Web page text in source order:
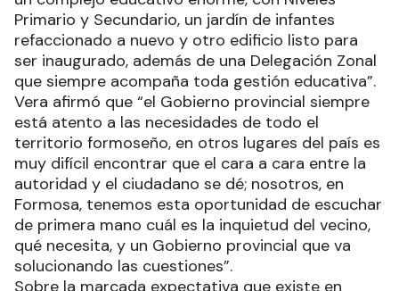
Primario y Secundario, un jardín de infantes
refaccionado a nuevo y otro edificio listo para
ser inaugurado, además de una Delegación Zonal
que siempre acompaña toda gestión educativa”.
Vera afirmó que “el Gobierno provincial siempre
está atento a las necesidades de todo el
territorio formoseño, en otros lugares del país es
muy difícil encontrar que el cara a cara entre la
autoridad y el ciudadano se dé; nosotros, en
Formosa, tenemos esta oportunidad de escuchar
de primera mano cuál es la inquietud del vecino,
qué necesita, y un Gobierno provincial que va
solucionando las cuestiones”.
Sobre la marcada expectativa que existe en